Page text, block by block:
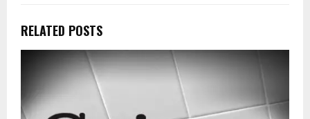
RELATED POSTS